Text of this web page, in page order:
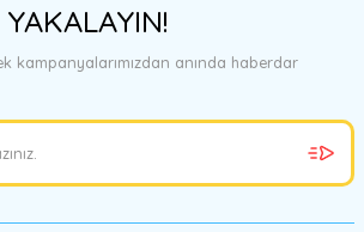
teşekkür ederiz.
bozuk veya görüntülenemiyor.
bulunuyor.
kampanyalarımızdan anında haberdar